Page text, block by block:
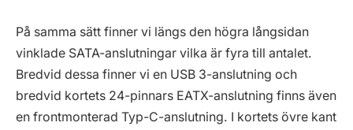
På samma sätt finner vi längs den högra långsidan
vinklade SATA-anslutningar vilka är fyra till antalet.
Bredvid dessa finner vi en USB 3-anslutning och
bredvid kortets 24-pinnars EATX-anslutning finns även
en frontmonterad Typ-C-anslutning. I kortets övre kant